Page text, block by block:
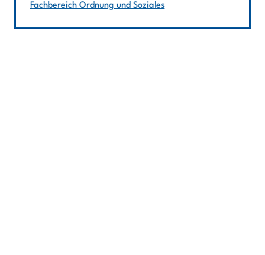
Fachbereich Ordnung und Soziales